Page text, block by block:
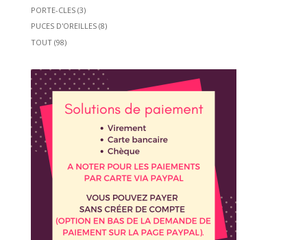
PORTE-CLES (3)
PUCES D'OREILLES (8)
TOUT (98)